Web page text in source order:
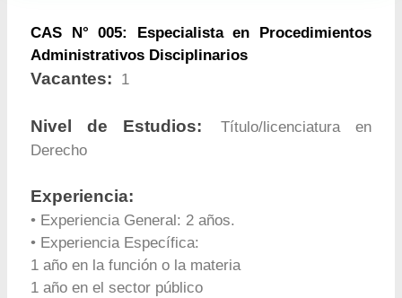
CAS N° 005: Especialista en Procedimientos
Administrativos Disciplinarios
Vacantes: 1
Nivel de Estudios:
Título/licenciatura en
Derecho
Experiencia:
• Experiencia General: 2 años.
• Experiencia Específica:
1 año en la función o la materia
1 año en el sector público